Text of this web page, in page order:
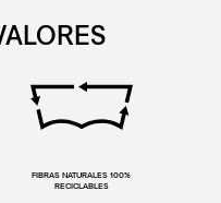
FIBRAS NATURALES 100%
RECICLABLES